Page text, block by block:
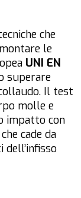
che
le
UNI EN
superare
Il test
molle e
impatto con
cade da